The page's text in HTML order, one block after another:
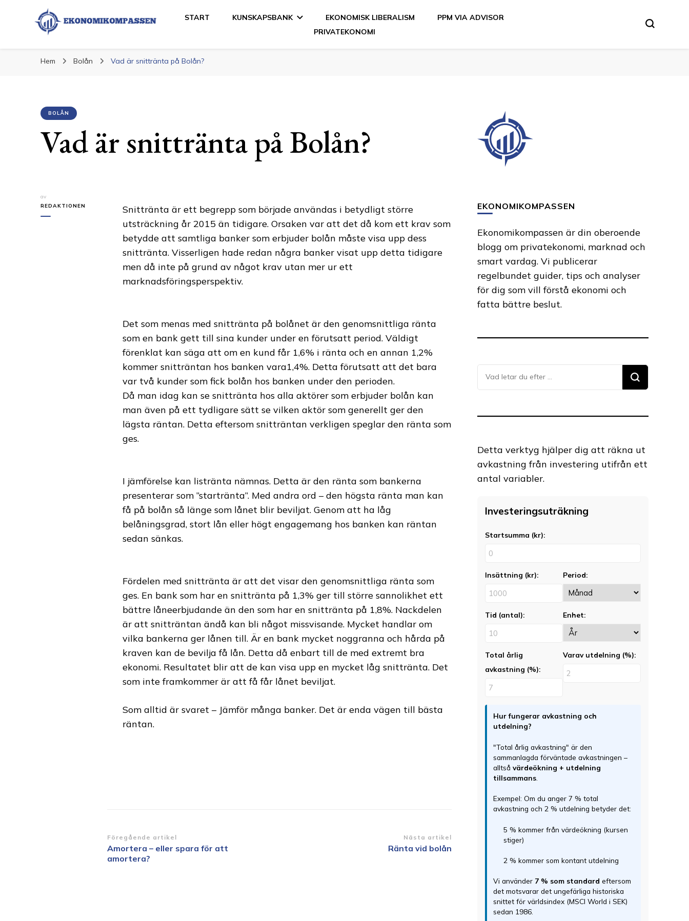
Ekonomikompassen
START KUNSKAPSBANK EKONOMISK LIBERALISM
PPM VIA ADVISOR
PRIVATEKONOMI
Hem Bolån Vad är snittränta på Bolån?
BOLÅN
Vad är snittränta på Bolån?
av
REDAKTIONEN
Snittränta är ett begrepp som började användas i betydligt större
utsträckning år 2015 än tidigare. Orsaken var att det då kom ett krav som
betydde att samtliga banker som erbjuder bolån måste visa upp dess
snittränta. Visserligen hade redan några banker visat upp detta tidigare
men då inte på grund av något krav utan mer ur ett
marknadsföringsperspektiv.
Det som menas med snittränta på bolånet är den genomsnittliga ränta
som en bank gett till sina kunder under en förutsatt period. Väldigt
förenklat kan säga att om en kund får 1,6% i ränta och en annan 1,2%
kommer snitträntan hos banken vara1,4%. Detta förutsatt att det bara
var två kunder som fick bolån hos banken under den perioden.
Då man idag kan se snittränta hos alla aktörer som erbjuder bolån kan
man även på ett tydligare sätt se vilken aktör som generellt ger den
lägsta räntan. Detta eftersom snitträntan verkligen speglar den ränta som
ges.
I jämförelse kan listränta nämnas. Detta är den ränta som bankerna
presenterar som ”startränta”. Med andra ord – den högsta ränta man kan
få på bolån så länge som lånet blir beviljat. Genom att ha låg
belåningsgrad, stort lån eller högt engagemang hos banken kan räntan
sedan sänkas.
Fördelen med snittränta är att det visar den genomsnittliga ränta som
ges. En bank som har en snittränta på 1,3% ger till större sannolikhet ett
bättre låneerbjudande än den som har en snittränta på 1,8%. Nackdelen
är att snitträntan ändå kan bli något missvisande. Mycket handlar om
vilka bankerna ger lånen till. Är en bank mycket noggranna och hårda på
kraven kan de bevilja få lån. Detta då enbart till de med extremt bra
ekonomi. Resultatet blir att de kan visa upp en mycket låg snittränta. Det
som inte framkommer är att få får lånet beviljat.
Som alltid är svaret – Jämför många banker. Det är enda vägen till bästa
räntan.
Inläggsnavigering
Föregående artikel
Amortera – eller spara för att
amortera?
Nästa artikel
Ränta vid bolån
EKONOMIKOMPASSEN
Ekonomikompassen är din oberoende
blogg om privatekonomi, marknad och
smart vardag. Vi publicerar
regelbundet guider, tips och analyser
för dig som vill förstå ekonomi och
fatta bättre beslut.
Letar
du
något?
Detta verktyg hjälper dig att räkna ut
avkastning från investering utifrån ett
antal variabler.
Investeringsuträkning
Startsumma (kr):
Insättning (kr): Period:
Tid (antal): Enhet:
Total årlig
avkastning (%):
Varav utdelning (%):
Hur fungerar avkastning och
utdelning?
"Total årlig avkastning" är den
sammanlagda förväntade avkastningen –
alltså värdeökning + utdelning
tillsammans.
Exempel: Om du anger 7 % total
avkastning och 2 % utdelning betyder det:
5 % kommer från värdeökning (kursen
stiger)
2 % kommer som kontant utdelning
Vi använder 7 % som standard eftersom
det motsvarar det ungefärliga historiska
snittet för världsindex (MSCI World i SEK)
sedan 1986.